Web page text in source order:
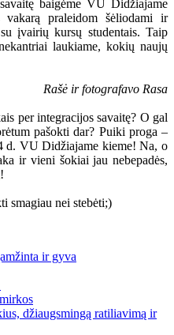
baigėme VU Didžiajame
praleidom šėliodami ir
įvairių kursų studentais. Taip
laukiame, kokių naujų
Rašė ir fotografavo Rasa
per integracijos savaitę? O gal
pašokti dar? Puiki proga –
d. VU Didžiajame kieme! Na, o
ir vieni šokiai jau nebepadės,
!
ir gyva
džiaugsmingą ratiliavimą ir